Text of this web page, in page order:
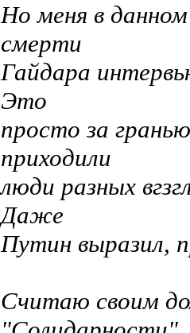
Но меня в
смерти
Гайдара
Это
просто за
приходили
люди разных
Даже
Путин выразил,
Считаю своим